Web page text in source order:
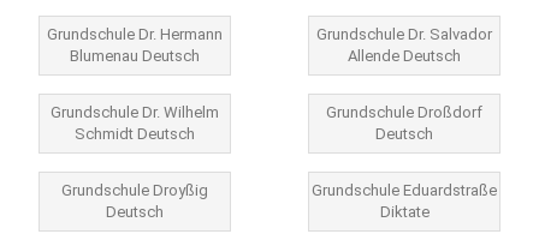
Grundschule Dr. Hermann
Blumenau Deutsch
Grundschule Dr. Salvador
Allende Deutsch
Grundschule Dr. Wilhelm
Schmidt Deutsch
Grundschule Droßdorf
Deutsch
Grundschule Droyßig
Deutsch
Grundschule Eduardstraße
Diktate